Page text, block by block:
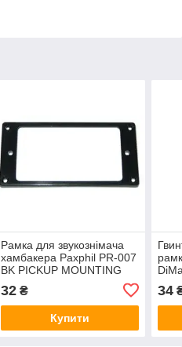
Рамка для звукознімача
хамбакера Paxphil PR-007
BK PICKUP MOUNTING
32₴
Купити
34